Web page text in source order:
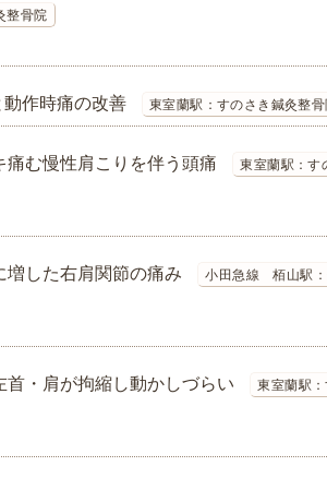
整骨院
作時痛の改善 東室蘭駅：すのさき鍼灸整
む慢性肩こりを伴う頭痛 東室蘭駅：す
した右肩関節の痛み 小田急線 栢山駅
・肩が拘縮し動かしづらい 東室蘭駅